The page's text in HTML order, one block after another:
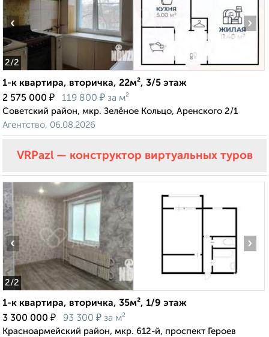
2/2
‹ ›
1-к квартира, вторичка, 22м², 3/5 этаж
2 575 000 ₽ 119 800 ₽ за м²
Советский район, мкр. Зелёное Кольцо, Аренского 2/1
Агентство, 06.08.2026
VRPazl — конструктор виртуальных туров
2/2
‹ ›
1-к квартира, вторичка, 35м², 1/9 этаж
3 300 000 ₽ 93 300 ₽ за м²
Красноармейский район, мкр. 612-й, проспект Героев